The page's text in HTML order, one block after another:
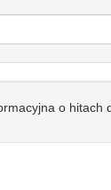
o hitach